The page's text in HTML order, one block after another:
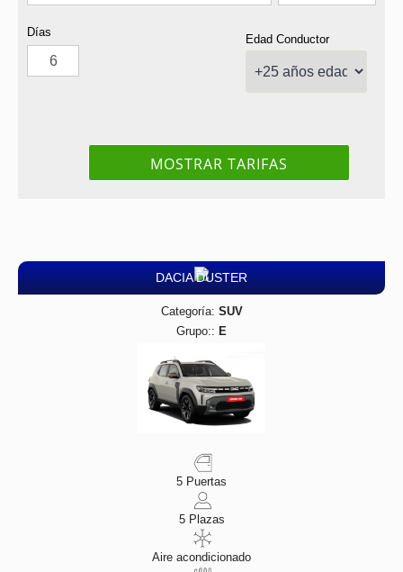
DACIA DUSTER
Categoría: SUV
Grupo:: E
5 Puertas
5 Plazas
Aire acondicionado